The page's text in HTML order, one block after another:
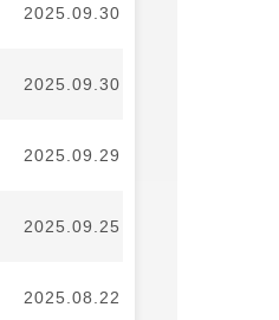
2025.09.30
2025.09.30
2025.09.29
2025.09.25
2025.08.22